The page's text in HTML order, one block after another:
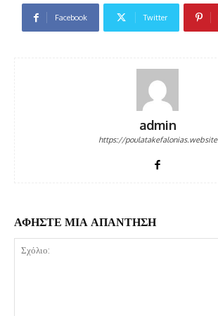
Facebook Twitter
admin
https://poulatakefalonias.website
ΑΦΗΣΤΕ ΜΙΑ ΑΠΑΝΤΗΣΗ